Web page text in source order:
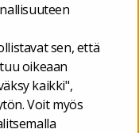
sen, että
oikeaan
kaikki",
Voit myös